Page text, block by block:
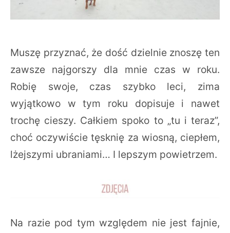
Muszę przyznać, że dość dzielnie znoszę ten
zawsze najgorszy dla mnie czas w roku.
Robię swoje, czas szybko leci, zima
wyjątkowo w tym roku dopisuje i nawet
trochę cieszy. Całkiem spoko to „tu i teraz”,
choć oczywiście tęsknię za wiosną, ciepłem,
lżejszymi ubraniami… I lepszym powietrzem.
Na razie pod tym względem nie jest fajnie,